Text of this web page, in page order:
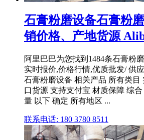
石膏粉磨设备石膏粉
销价格、产地货源
阿里巴巴为您找到1484条石膏粉
实时报价,价格行情,优质批发/ 供
石膏粉磨设备 相关产品 所有类目
口货源 支持支付宝 材质保障 综
量 以下 确定 所有地区 ...
联系电话: 180 3780 8511